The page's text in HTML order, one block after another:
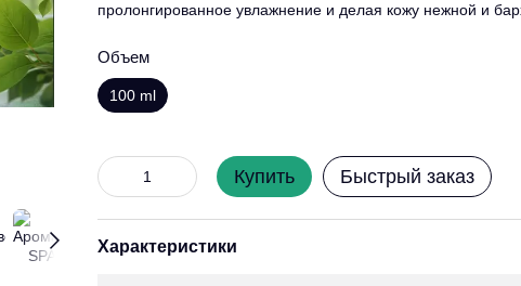
пролонгированное увлажнение и делая кожу нежной и
Объем
100 ml
Купить Быстрый заказ
Характеристики